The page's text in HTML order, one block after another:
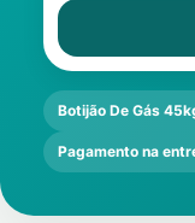
Botijão De Gás
Pagamento na